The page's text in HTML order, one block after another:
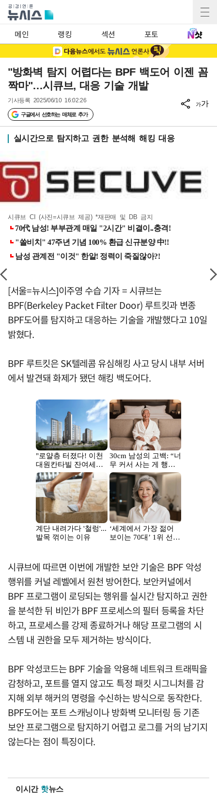
메인 랭킹 섹션 포토
"방화벽 탐지 어렵다는 BPF 백도어 이젠 꼼
짝마"…시큐브, 대응 기술 개발
기사등록 2025/06/10 16:02:26
구글에서 선호하는 매체로 추가
가가
실시간으로 탐지하고 권한 분석해 해킹 대응
시큐브 CI (사진=시큐브 제공) *재판매 및 DB 금지
[서울=뉴시스]이주영 수습 기자 = 시큐브는
BPF(Berkeley Packet Filter Door) 루트킷과 변종
BPF도어를 탐지하고 대응하는 기술을 개발했다고 10일
밝혔다.
BPF 루트킷은 SK텔레콤 유심해킹 사고 당시 내부 서버
에서 발견돼 화제가 됐던 해킹 백도어다.
시큐브에 따르면 이번에 개발한 보안 기술은 BPF 악성
행위를 커널 레벨에서 원천 방어한다. 보안커널에서
BPF 프로그램이 로딩되는 행위를 실시간 탐지하고 권한
을 분석한 뒤 비인가 BPF 프로세스의 필터 등록을 차단
하고, 프로세스를 강제 종료하거나 해당 프로그램의 시
스템 내 권한을 모두 제거하는 방식이다.
BPF 악성코드는 BPF 기술을 악용해 네트워크 트래픽을
감청하고, 포트를 열지 않고도 특정 패킷 시그니처를 감
지해 외부 해커의 명령을 수신하는 방식으로 동작한다.
BPF도어는 포트 스캐닝이나 방화벽 모니터링 등 기존
보안 프로그램으로 탐지하기 어렵고 로그를 거의 남기지
않는다는 점이 특징이다.
이시간 핫뉴스